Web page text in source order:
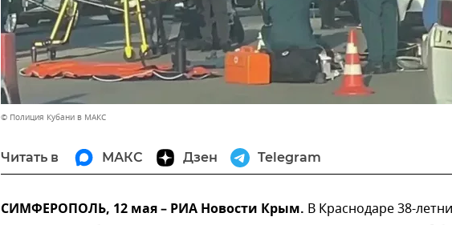
© Полиция Кубани в МАКС
Читать в МАКС Дзен Telegram
СИМФЕРОПОЛЬ, 12 мая – РИА Новости Крым. В Краснодаре 38-